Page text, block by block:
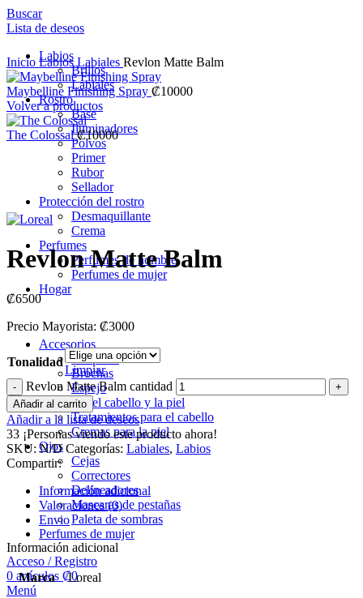
Buscar
Lista de deseos
Labios
Brillos
Labiales
Rostro
Base
Iluminadores
Polvos
Primer
Rubor
Sellador
Protección del rostro
Desmaquillante
Crema
Perfumes
Perfumes de hombre
Perfumes de mujer
Hogar
Accesorios
Limpieza
Brochas
Espejo
Cuidado del cabello y la piel
Tratamientos para el cabello
Cremas para la piel
Ojos
Cejas
Correctores
Delineadores
Mascaras de pestañas
Paleta de sombras
Perfumes de mujer
Acceso / Registro
0 artículos ₡0
Menú
Inicio Labios Labiales Revlon Matte Balm
Maybelline Finishing Spray ₡10000
Volver a productos
The Colossal₡10000
Clic para ampliar
Revlon Matte Balm
₡6500
Precio Mayorista: ₡3000
Tonalidad
Limpiar
Revlon Matte Balm cantidad
Añadir al carrito
Añadir a la lista de deseos
33 ¡Personas viendo este producto ahora!
SKU:N/DCategorías: Labiales, Labios
Compartir:
Información adicional
Valoraciones (0)
Envio
Información adicional
Marca Loreal